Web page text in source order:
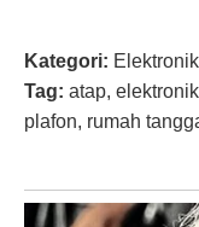
Kategori: Elektronik
Tag: atap,
plafon, rumah